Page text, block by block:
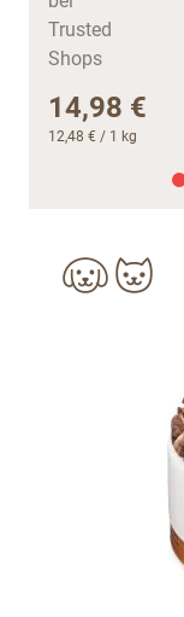
14,98 €
12,48 € / 1 kg